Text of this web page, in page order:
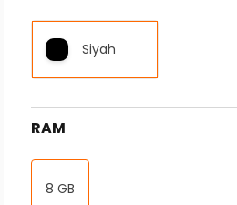
Siyah
RAM
8 GB